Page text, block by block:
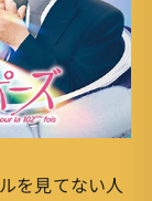
を見てない人